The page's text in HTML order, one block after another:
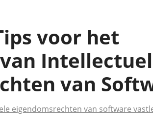
voor het
van
eigendomsrechten van software